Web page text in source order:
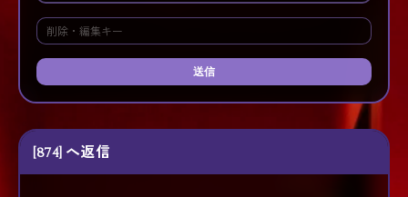
送信
[874] へ返信